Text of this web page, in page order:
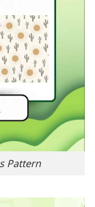
Pattern